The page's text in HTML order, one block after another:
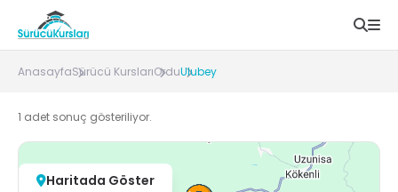
AnasayfaSürücü KurslarıOrduUlubey
1 adet sonuç gösteriliyor.
Haritada Göster